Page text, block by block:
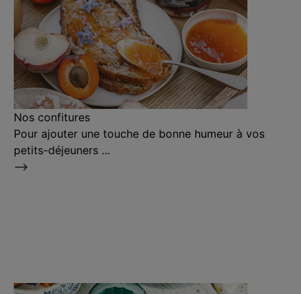
Nos confitures
Pour ajouter une touche de bonne humeur à vos
petits-déjeuners ...
⟶